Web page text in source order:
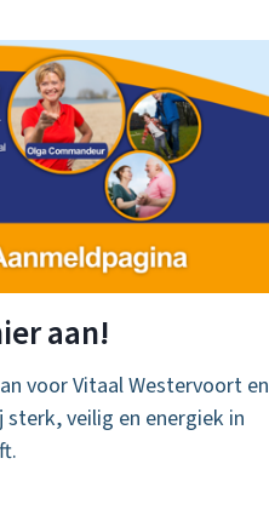
aan!
voor Vitaal Westervoort en
veilig en energiek in